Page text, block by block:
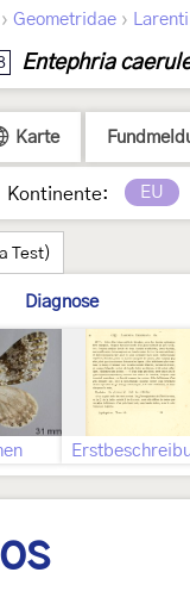
› Geometridae ›
Entephria
Karte
Kontinente: EU
Test)
Diagnose